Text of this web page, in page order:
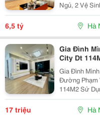
Ngủ, 2 Vệ Sinh, 2 Ban
Đỏ Lâu Dài. Tầng Trung, Căn Góc. Giá Bán Tốt Nhất
Khu Chỉ 6,5
6,5 tỷ Hà
Gia Đình
City Dt
Tầng 20.
Gia Đình
Đường Phạm
114M2 Sử
Sinh, 2 Ban Công. -Nội Thất Gia Đình
17 triệu Hà